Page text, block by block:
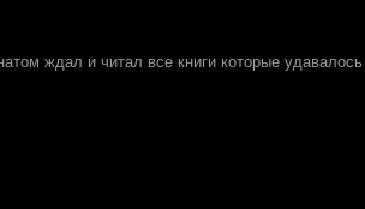
ждал и читал все книги которые